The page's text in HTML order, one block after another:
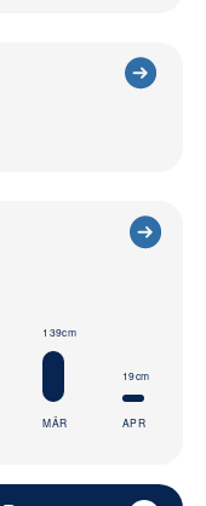
139cm
MÄR
19cm
APR